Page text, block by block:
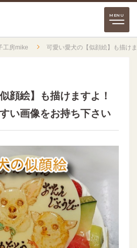
工房mike 可愛い愛犬の【似顔絵】も描け
顔絵】も描けますよ！
い画像をお持ち下さい